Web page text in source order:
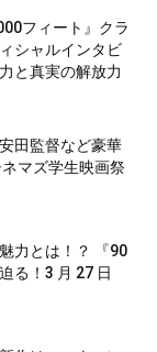
フィート』クラ
シャルインタビ
と真実の解放力
田監督など豪華
マズ学生映画祭
力とは！？ 『90
る！3 月 27 日